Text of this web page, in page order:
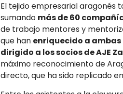
El tejido empresarial aragonés
sumando más de 60
de trabajo mentores y
que han enriquecido a
dirigido a los socios de AJE
máximo reconocimiento de
directo, que ha sido replicado